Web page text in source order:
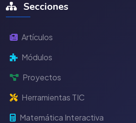
Secciones
Artículos
Módulos
Proyectos
Herramientas TIC
Matemática Interactiva